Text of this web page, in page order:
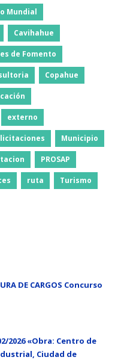
Mundial
Cavihahue
de Fomento
Copahue
externo
licitaciones Municipio
PROSAP
ruta Turismo
DE CARGOS Concurso
2026 «Obra: Centro de
Ciudad de